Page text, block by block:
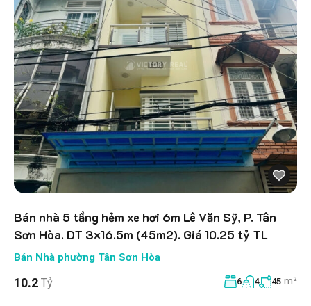
Bán nhà 5 tầng hẻm xe hơi 6m Lê Văn Sỹ, P. Tân
Sơn Hòa. DT 3×16.5m (45m2). Giá 10.25 tỷ TL
Bán Nhà phường Tân Sơn Hòa
10.2 Tỷ 6 4 45 m²